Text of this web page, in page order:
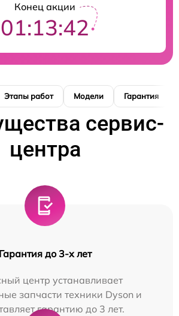
Конец акции
01:13:42
Этапы работ Модели Гарантия
сервис-
центра
Гарантия до 3-х лет
центр устанавливает
запчасти техники Dyson и
гарантию до 3 лет.